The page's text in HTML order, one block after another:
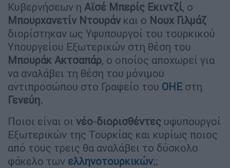
Κυβερνήσεων η Αϊσέ Μπερίς Εκιντζί, ο
Μπουρχανετίν Ντουράν και ο Νουχ Γιλμάζ
διορίστηκαν ως Υφυπουργοί του τουρκικού
Υπουργείου Εξωτερικών στη θέση του
Μπουράκ Ακτσαπάρ, ο οποίος αποχωρεί για
να αναλάβει τη θέση του μόνιμου
αντιπροσώπου στο Γραφείο του ΟΗΕ στη
Γενεύη.
Ποιοι είναι οι νέο-διορισθέντες υφυπουργοί
Εξωτερικών της Τουρκίας και κυρίως ποιος
από τους τρεις θα αναλάβει το δύσκολο
φάκελο των ελληνοτουρκικών;;